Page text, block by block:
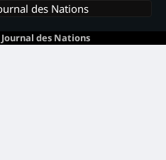
des Nations
Journal des Nations